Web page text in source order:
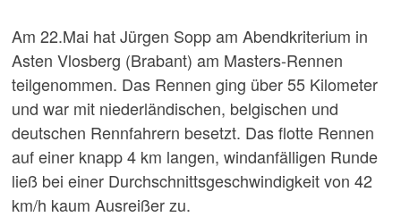
Am 22.Mai hat Jürgen Sopp am Abendkriterium in
Asten Vlosberg (Brabant) am Masters-Rennen
teilgenommen. Das Rennen ging über 55 Kilometer
und war mit niederländischen, belgischen und
deutschen Rennfahrern besetzt. Das flotte Rennen
auf einer knapp 4 km langen, windanfälligen Runde
ließ bei einer Durchschnittsgeschwindigkeit von 42
km/h kaum Ausreißer zu.